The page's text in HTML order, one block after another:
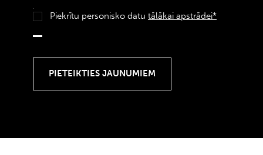
Piekrītu personisko datu tālākai apstrādei*